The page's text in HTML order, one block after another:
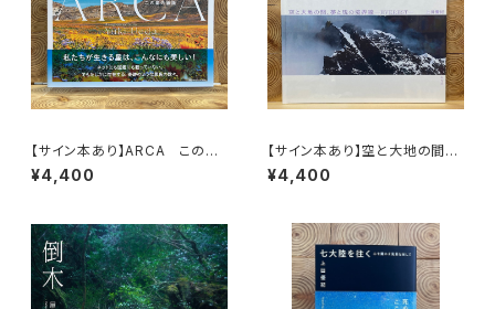
【サイン本あり】ARCA この星
の物語
¥4,400
【サイン本あり】空と大地の間、
夢と現の境界線 ─EVEREST
─
¥4,400